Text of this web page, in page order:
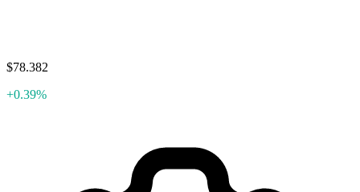
$78.382
+0.39%